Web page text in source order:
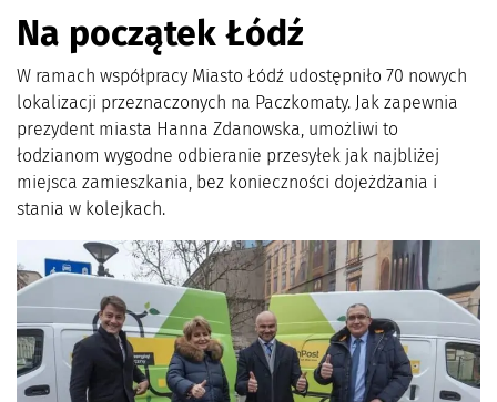
Na początek Łódź
W ramach współpracy Miasto Łódź udostępniło 70 nowych
lokalizacji przeznaczonych na Paczkomaty. Jak zapewnia
prezydent miasta Hanna Zdanowska, umożliwi to
łodzianom wygodne odbieranie przesyłek jak najbliżej
miejsca zamieszkania, bez konieczności dojeżdżania i
stania w kolejkach.